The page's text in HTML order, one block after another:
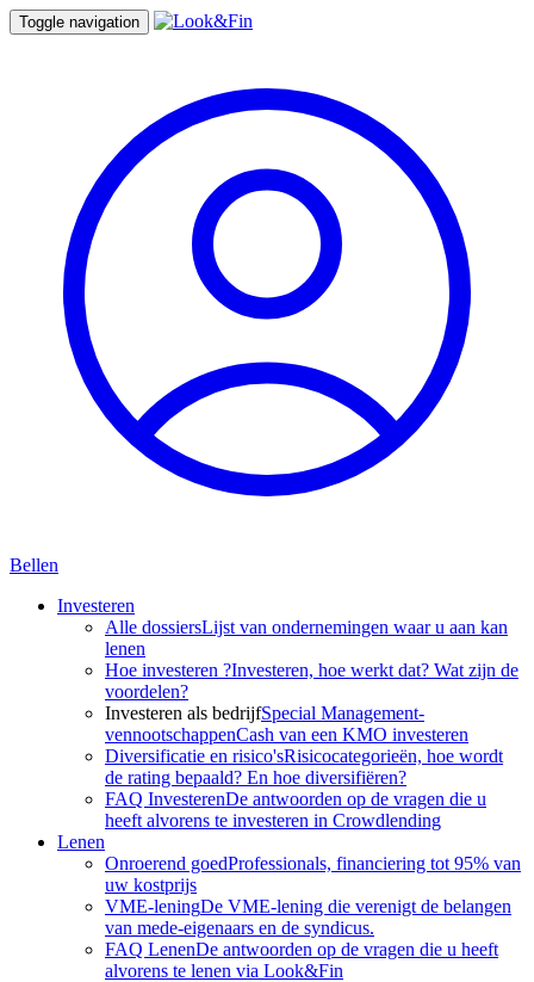
Toggle navigation
Bellen
Investeren
Alle dossiersLijst van ondernemingen waar u aan kan
lenen
Hoe investeren ?Investeren, hoe werkt dat? Wat zijn de
voordelen?
Investeren als bedrijfSpecial Management-
vennootschappenCash van een KMO investeren
Diversificatie en risico'sRisicocategorieën, hoe wordt
de rating bepaald? En hoe diversifiëren?
FAQ InvesterenDe antwoorden op de vragen die u
heeft alvorens te investeren in Crowdlending
Lenen
Onroerend goedProfessionals, financiering tot 95% van
uw kostprijs
VME-leningDe VME-lening die verenigt de belangen
van mede-eigenaars en de syndicus.
FAQ LenenDe antwoorden op de vragen die u heeft
alvorens te lenen via Look&Fin